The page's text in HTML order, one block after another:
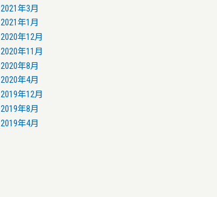
2021年3月
2021年1月
2020年12月
2020年11月
2020年8月
2020年4月
2019年12月
2019年8月
2019年4月